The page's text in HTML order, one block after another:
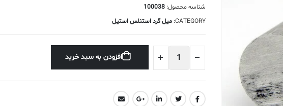
شناسه محصول:100038
CATEGORY: میل گرد استنلس استیل
افزودن به سبد خرید